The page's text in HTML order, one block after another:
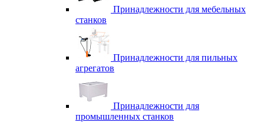
Принадлежности для мебельных
станков
Принадлежности для пильных
агрегатов
Принадлежности для
промышленных станков